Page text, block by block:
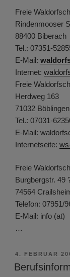
Freie
Rindenmooser
88400 Biberach
Tel.: 07351-
E-Mail:
Internet:
Freie
Herdweg 163
71032 Böblingen
Tel.: 07031-
E-Mail:
Internetseite:
Freie
Burgbergstr. 49
74564
Telefon: 07951/
E-Mail: info (at)
…
AM
4. FEBRUAR